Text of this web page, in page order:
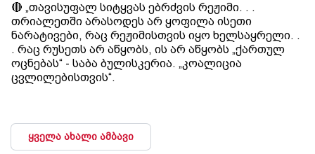
🔴 „თავისუფალ სიტყვას ებრძვის რეჟიმი. . .
თრიალეთში არასოდეს არ ყოფილა ისეთი
ნარატივები, რაც რეჟიმისთვის იყო ხელსაყრელი. .
. რაც რუსეთს არ აწყობს, ის არ აწყობს „ქართულ
ოცნებას“ - საბა ბულისკერია. „კოალიცია
ცვლილებისთვის“.
ყველა ახალი ამბავი